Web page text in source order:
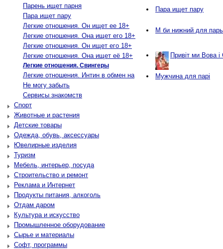
Парень ищет парня
Пара ищет пару
Легкие отношения. Он ищет ее 18+
Легкие отношения. Она ищет его 18+
Легкие отношения. Он ищет его 18+
Легкие отношения. Она ищет её 18+
Легкие отношения. Свингеры
Легкие отношения. Интин в обмен на
Не могу забыть
Сервисы знакомств
Спорт
Животные и растения
Детские товары
Одежда, обувь, аксессуары
Ювелирные изделия
Туризм
Мебель, интерьер, посуда
Строительство и ремонт
Реклама и Интернет
Продукты питания, алкоголь
Отдам даром
Культура и искусство
Промышленное оборудование
Сырье и материалы
Софт, программы
Пара ищет пару
М би нижний для
Привіт ми Вова
Мужчина для парі